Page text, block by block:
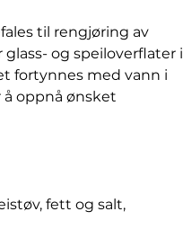
til rengjøring av
og speiloverflater i
fortynnes med vann i
oppnå ønsket
fett og salt,